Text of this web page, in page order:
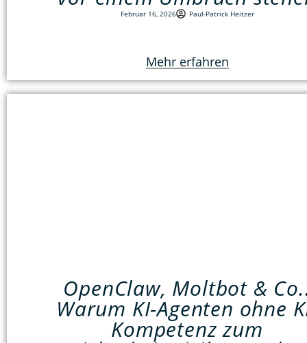
Februar 16, 2026 Paul-Patrick Heitzer
Mehr erfahren
OpenClaw, Moltbot &
Warum KI-Agenten ohne
Kompetenz zum